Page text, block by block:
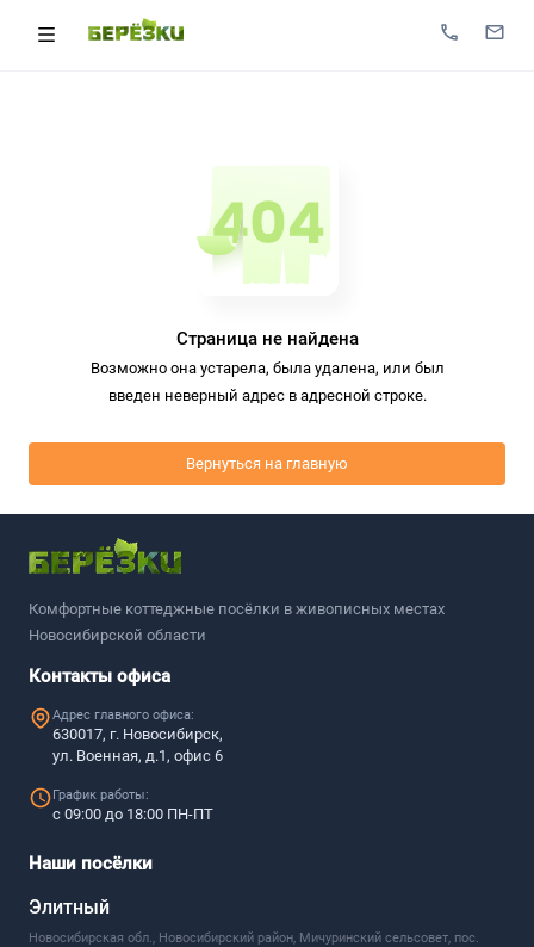
Страница не найдена
Возможно она устарела, была удалена, или был
введен неверный адрес в адресной строке.
Вернуться на главную
Комфортные коттеджные посёлки в живописных местах
Новосибирской области
Контакты офиса
Адрес главного офиса:
630017, г. Новосибирск,
ул. Военная, д.1, офис 6
График работы:
с 09:00 до 18:00 ПН-ПТ
Наши посёлки
Элитный
Новосибирская обл., Новосибирский район, Мичуринский сельсовет, пос.